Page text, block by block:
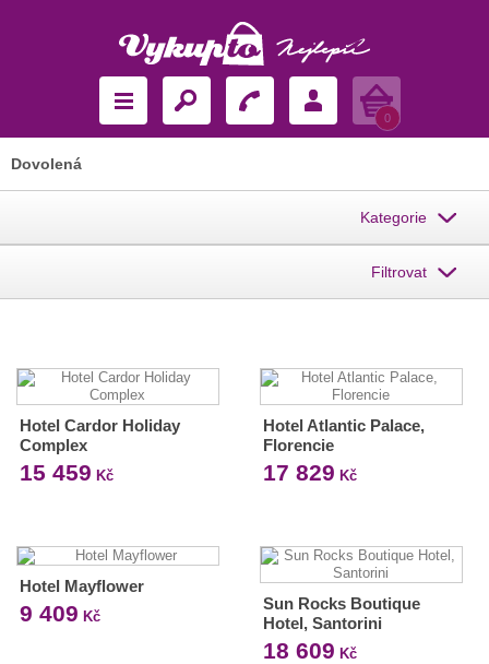
Košík
0
Dovolená
Kategorie
Filtrovat
Hotel Cardor Holiday
Complex
15 459 Kč
Hotel Atlantic Palace,
Florencie
17 829 Kč
Hotel Mayflower
9 409 Kč
Sun Rocks Boutique
Hotel, Santorini
18 609 Kč